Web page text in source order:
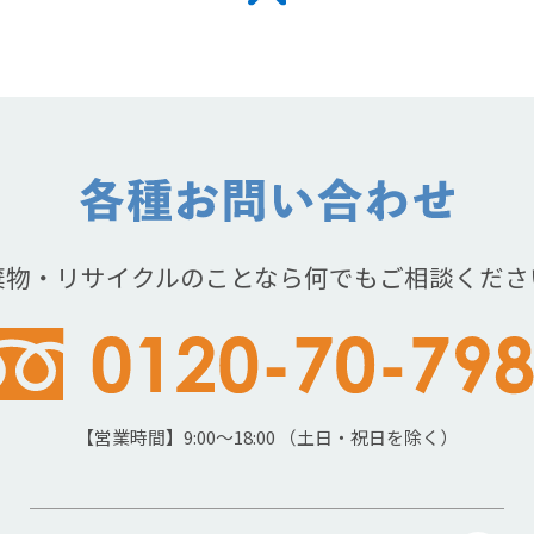
・リサイクルのことなら何でもご相談くだ
【営業時間】9:00～18:00 （土日・祝日を除く）